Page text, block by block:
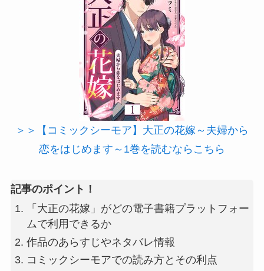
＞＞【コミックシーモア】大正の花嫁～夫婦から
恋をはじめます～1巻を読むならこちら
記事のポイント！
「大正の花嫁」がどの電子書籍プラットフォー
ムで利用できるか
作品のあらすじやネタバレ情報
コミックシーモアでの読み方とその利点